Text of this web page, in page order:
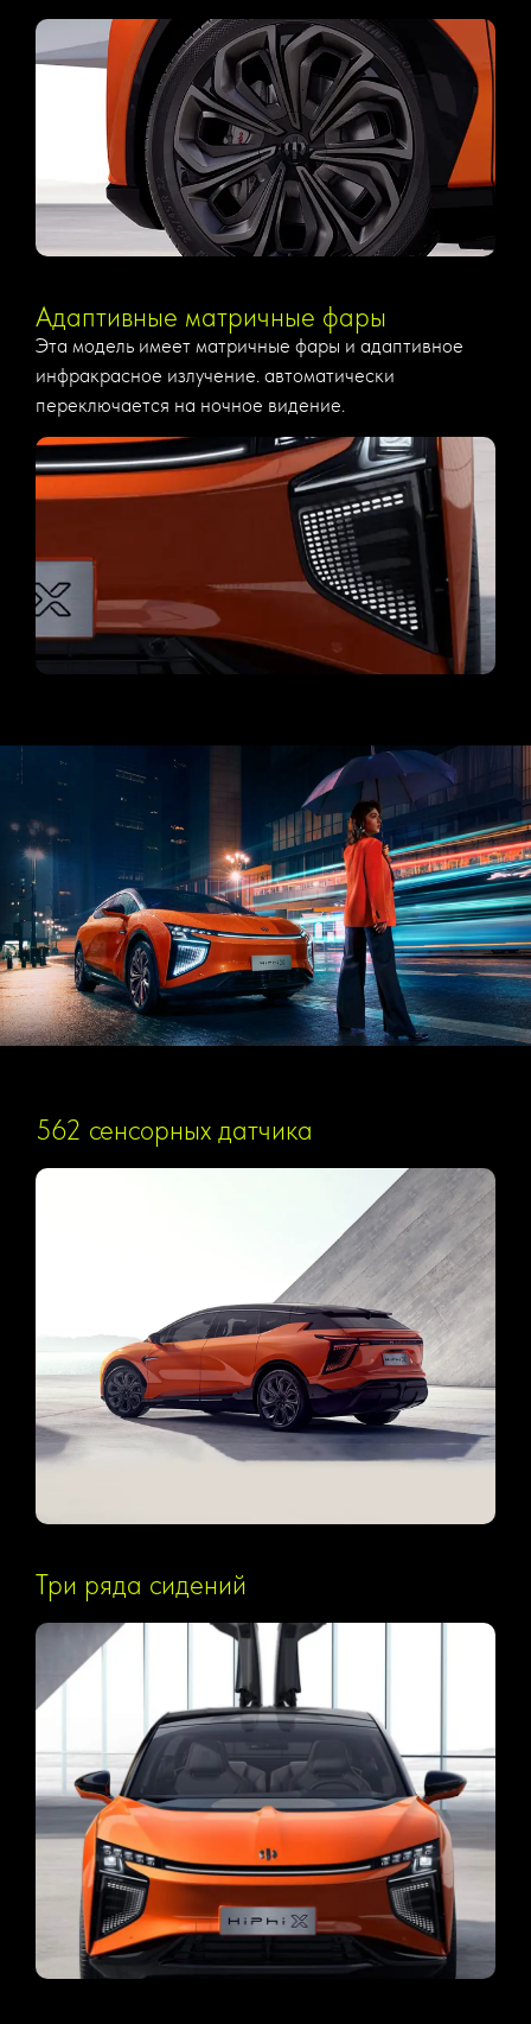
Адаптивные матричные фары
Эта модель имеет матричные фары и адаптивное
инфракрасное излучение. автоматически
переключается на ночное видение.
562 сенсорных датчика
Три ряда сидений